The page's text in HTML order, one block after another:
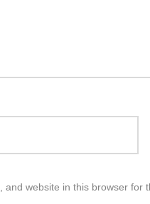
and website in this browser for